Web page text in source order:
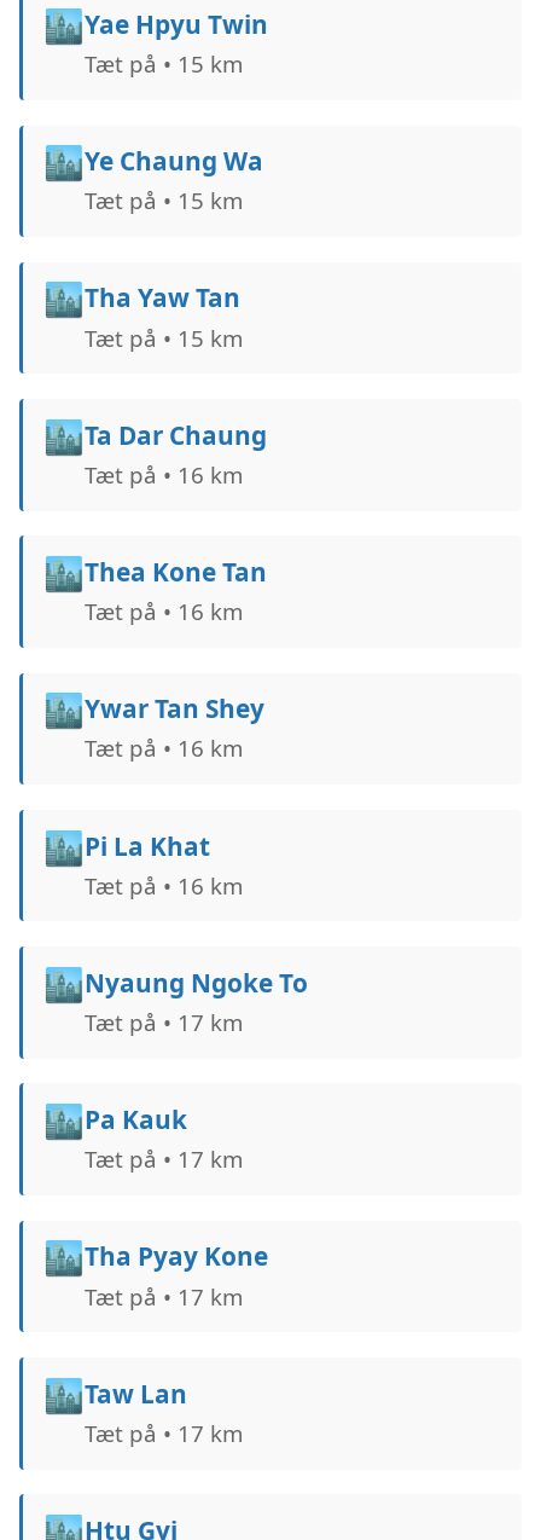
🏙️Yae Hpyu Twin
Tæt på • 15 km
🏙️Ye Chaung Wa
Tæt på • 15 km
🏙️Tha Yaw Tan
Tæt på • 15 km
🏙️Ta Dar Chaung
Tæt på • 16 km
🏙️Thea Kone Tan
Tæt på • 16 km
🏙️Ywar Tan Shey
Tæt på • 16 km
🏙️Pi La Khat
Tæt på • 16 km
🏙️Nyaung Ngoke To
Tæt på • 17 km
🏙️Pa Kauk
Tæt på • 17 km
🏙️Tha Pyay Kone
Tæt på • 17 km
🏙️Taw Lan
Tæt på • 17 km
🏙️Htu Gyi